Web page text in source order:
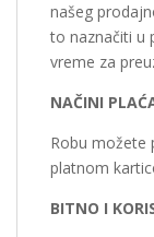
našeg
to naznačiti u
vreme za
NAČINI
Robu možete
platnom
BITNO I